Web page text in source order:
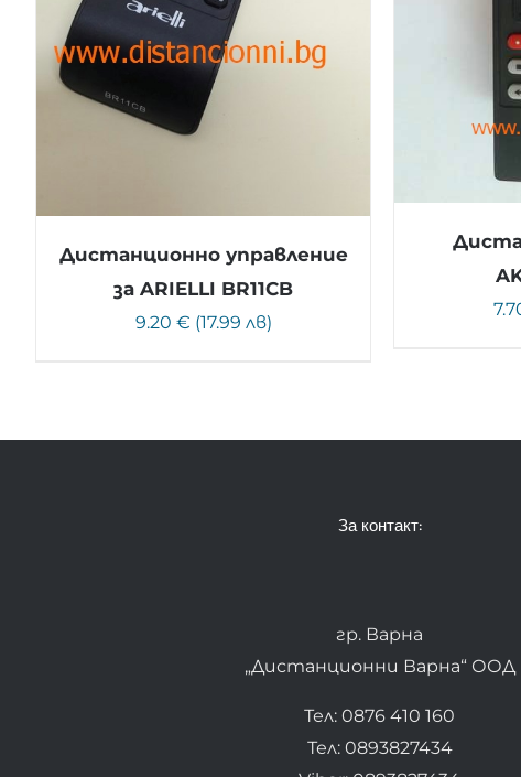
Дистанционно управление
за ARIELLI BR11CB
9.20 € (17.99 лв)
За контакт:
гр. Варна
„Дистанционни Варна“ ООД
Тел: 0876 410 160
Тел: 0893827434